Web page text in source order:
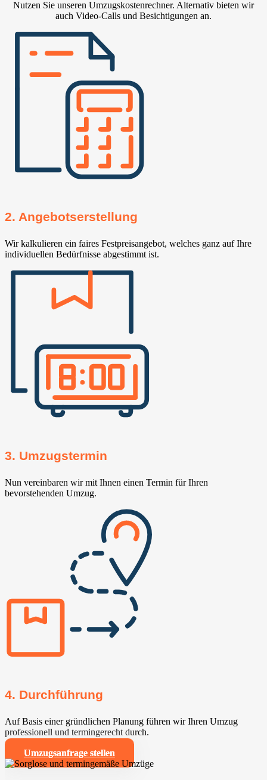
Nutzen Sie unseren Umzugskostenrechner. Alternativ bieten wir
auch Video-Calls und Besichtigungen an.
2. Angebotserstellung
Wir kalkulieren ein faires Festpreisangebot, welches ganz auf Ihre
individuellen Bedürfnisse abgestimmt ist.
3. Umzugstermin
Nun vereinbaren wir mit Ihnen einen Termin für Ihren
bevorstehenden Umzug.
4. Durchführung
Auf Basis einer gründlichen Planung führen wir Ihren Umzug
professionell und termingerecht durch.
Umzugsanfrage stellen